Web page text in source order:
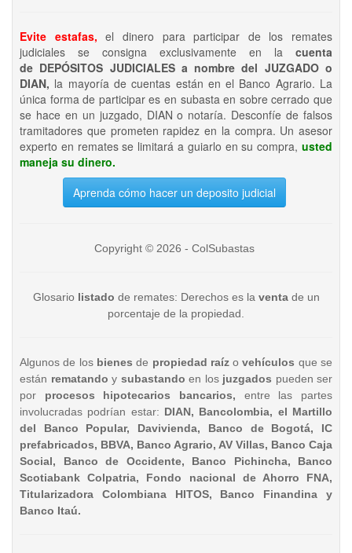
Evite estafas, el dinero para participar de los remates
judiciales se consigna exclusivamente en la cuenta
de DEPÓSITOS JUDICIALES a nombre del JUZGADO o
DIAN, la mayoría de cuentas están en el Banco Agrario. La
única forma de participar es en subasta en sobre cerrado que
se hace en un juzgado, DIAN o notaría. Desconfíe de falsos
tramitadores que prometen rapidez en la compra. Un asesor
experto en remates se limitará a guiarlo en su compra, usted
maneja su dinero.
Aprenda cómo hacer un deposito judicial
Copyright © 2026 - ColSubastas
Glosario listado de remates: Derechos es la ventade un
porcentaje de la propiedad.
Algunos de los bienesde propiedad raízo vehículos que se
están rematando y subastando en los juzgados pueden ser
por procesos hipotecarios bancarios, entre las partes
involucradas podrían estar: DIAN, Bancolombia, el Martillo
del Banco Popular, Davivienda, Banco de Bogotá, IC
prefabricados, BBVA, Banco Agrario, AV Villas, Banco Caja
Social, Banco de Occidente, Banco Pichincha, Banco
Scotiabank Colpatria, Fondo nacional de Ahorro FNA,
Titularizadora Colombiana HITOS, Banco Finandina y
Banco Itaú.